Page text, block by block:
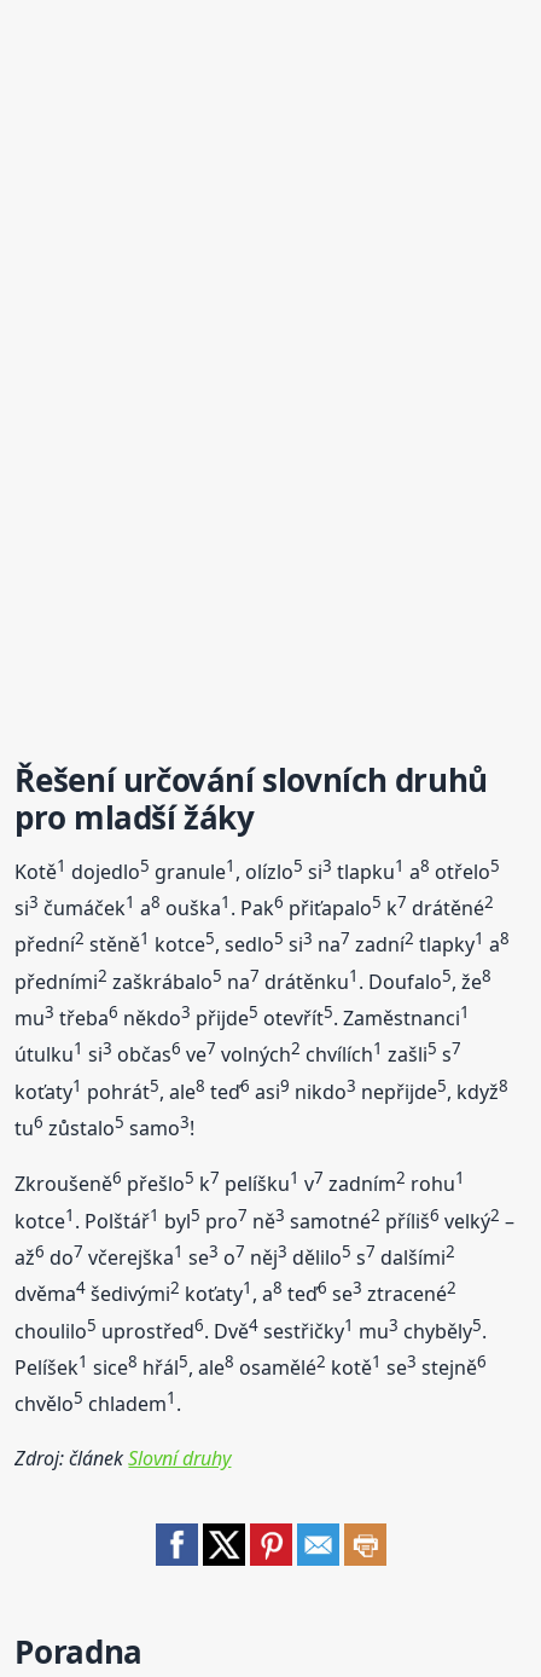
Řešení určování slovních druhů
pro mladší žáky
Kotě1 dojedlo5 granule1 , olízlo5 si3 tlapku1 a8 otřelo5
si3 čumáček1 a8 ouška1 . Pak6 přiťapalo5 k7 drátěné2
přední2 stěně1 kotce5, sedlo5 si3 na7 zadní2 tlapky1 a8
předními2 zaškrábalo5 na7 drátěnku1 . Doufalo5, že8
mu3 třeba6 někdo3 přijde5 otevřít5. Zaměstnanci1
útulku1 si3 občas6 ve7 volných2 chvílích1 zašli5 s7
koťaty1 pohrát5, ale8 teď6 asi9 nikdo3 nepřijde5, když8
tu6 zůstalo5 samo3!
Zkroušeně6 přešlo5 k7 pelíšku1 v7 zadním2 rohu1
kotce1 . Polštář1 byl5 pro7 ně3 samotné2 příliš6 velký2 –
až6 do7 včerejška1 se3 o7 něj3 dělilo5 s7 dalšími2
dvěma4 šedivými2 koťaty1 , a8 teď6 se3 ztracené2
choulilo5 uprostřed6. Dvě4 sestřičky1 mu3 chyběly5.
Pelíšek1 sice8 hřál5, ale8 osamělé2 kotě1 se3 stejně6
chvělo5 chladem1 .
Zdroj: článekSlovní druhy
Poradna